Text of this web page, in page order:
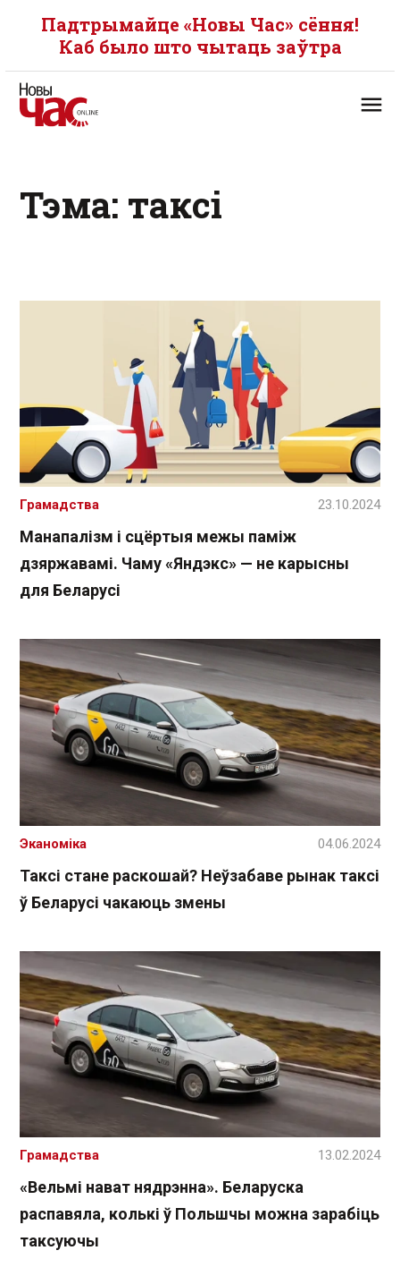
Падтрымайце «Новы Час» сёння!
Каб было што чытаць заўтра
Тэма: таксі
Манапалізм і сцёртыя межы паміж
дзяржавамі. Чаму «Яндэкс» — не карысны
для Беларусі
Грамадства 23.10.2024
Таксі стане раскошай? Неўзабаве рынак таксі
ў Беларусі чакаюць змены
Эканоміка 04.06.2024
«Вельмі нават нядрэнна». Беларуска
распавяла, колькі ў Польшчы можна зарабіць
таксуючы
Грамадства 13.02.2024